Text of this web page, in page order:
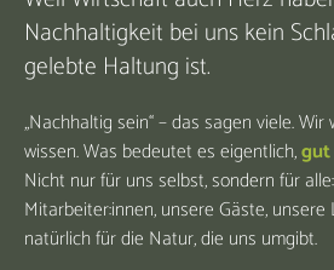
Nachhaltigkeit bei uns kein
gelebte Haltung ist.
„Nachhaltig sein“ – das sagen viele. Wir
wissen. Was bedeutet es eigentlich,
Nicht nur für uns selbst, sondern für
Mitarbeiter:innen, unsere Gäste,
natürlich für die Natur, die uns umgibt.